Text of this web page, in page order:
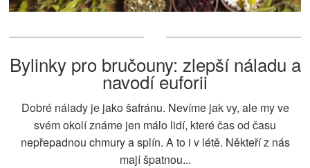
Bylinky pro bručouny: zlepší náladu a
navodí euforii
Dobré nálady je jako šafránu. Nevíme jak vy, ale my ve
svém okolí známe jen málo lidí, které čas od času
nepřepadnou chmury a splín. A to i v létě. Někteří z nás
mají špatnou...